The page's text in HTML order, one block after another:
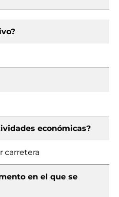
económicas?
carretera
en el que se